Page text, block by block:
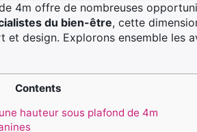
4m offre de nombreuses
du bien-être, cette
et design. Explorons ensemble les
Contents
hauteur sous plafond de 4m